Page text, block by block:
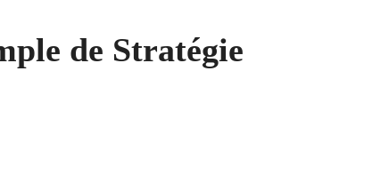
de Stratégie